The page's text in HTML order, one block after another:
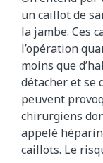
un caillot de
la jambe. Ces
l’opération
moins que
détacher et se
peuvent
chirurgiens
appelé
caillots. Le